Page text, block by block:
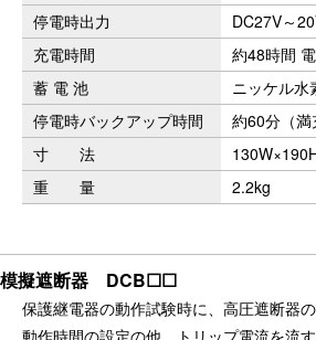
停電時出力
DC27V～
充電時間
約48時間
蓄 電 池
ニッケル水
停電時バックアップ時間
約60分（満
寸 法
重 量
2.2kg
模擬遮断器 DCB☐☐
保護継電器の動作試験時に、高圧遮断器
動作時間の設定の他、トリップ電流を流す